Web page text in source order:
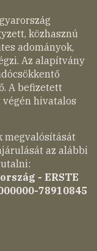
közhasznú
adományok,
Az alapítvány
A befizetett
hivatalos
megvalósítását
az alábbi
- ERSTE
78910845